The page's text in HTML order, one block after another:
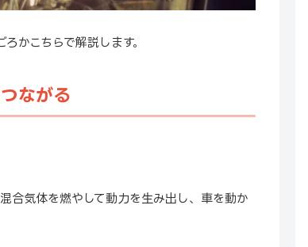
かこちらで解説します。
ながる
合気体を燃やして動力を生み出し、車を動か